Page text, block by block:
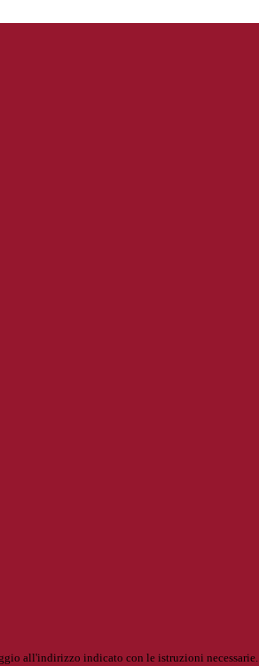
all'indirizzo indicato con le istruzioni necessarie.